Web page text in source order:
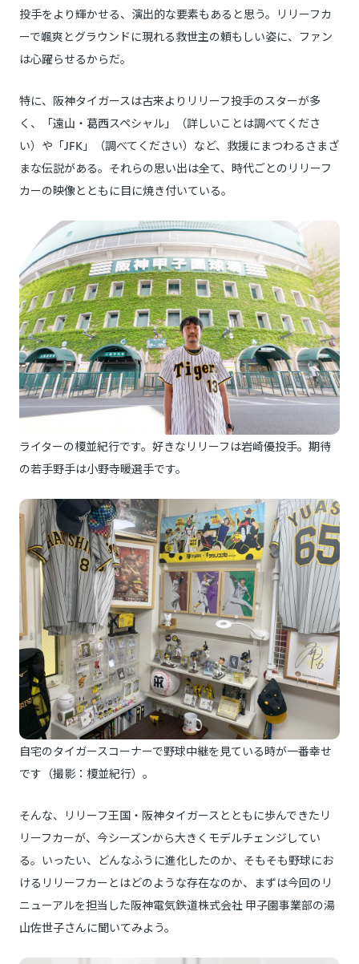
投手をより輝かせる、演出的な要素もあると思う。リリーフカ
ーで颯爽とグラウンドに現れる救世主の頼もしい姿に、ファン
は心躍らせるからだ。
特に、阪神タイガースは古来よりリリーフ投手のスターが多
く、「遠山・葛西スペシャル」（詳しいことは調べてくださ
い）や「JFK」（調べてください）など、救援にまつわるさまざ
まな伝説がある。それらの思い出は全て、時代ごとのリリーフ
カーの映像とともに目に焼き付いている。
ライターの榎並紀行です。好きなリリーフは岩崎優投手。期待
の若手野手は小野寺暖選手です。
自宅のタイガースコーナーで野球中継を見ている時が一番幸せ
です（撮影：榎並紀行）。
そんな、リリーフ王国・阪神タイガースとともに歩んできたリ
リーフカーが、今シーズンから大きくモデルチェンジしてい
る。いったい、どんなふうに進化したのか、そもそも野球にお
けるリリーフカーとはどのような存在なのか、まずは今回のリ
ニューアルを担当した阪神電気鉄道株式会社 甲子園事業部の湯
山佐世子さんに聞いてみよう。